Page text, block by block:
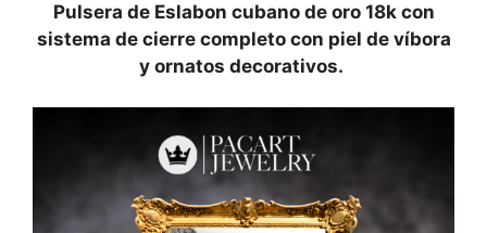
Pulsera de Eslabon cubano de oro 18k con
sistema de cierre completo con piel de víbora
y ornatos decorativos.